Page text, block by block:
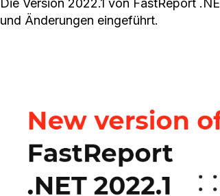
und Änderungen eingeführt.